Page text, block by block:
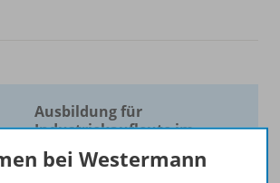
Ausbildung für
Industriekaufleute im
Wandel
bei Westermann